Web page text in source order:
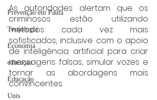
Prevenção em Pauta
Tecnologia
Economia
educaçao
Educação
Unis
As autoridades alertam que os
criminosos estão utilizando
métodos cada vez mais
sofisticados, inclusive com o apoio
de inteligência artificial para criar
mensagens falsas, simular vozes e
tornar as abordagens mais
convincentes.